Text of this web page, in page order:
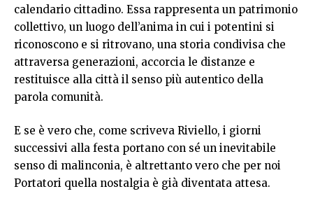
calendario cittadino. Essa rappresenta un patrimonio
collettivo, un luogo dell’anima in cui i potentini si
riconoscono e si ritrovano, una storia condivisa che
attraversa generazioni, accorcia le distanze e
restituisce alla città il senso più autentico della
parola comunità.
E se è vero che, come scriveva Riviello, i giorni
successivi alla festa portano con sé un inevitabile
senso di malinconia, è altrettanto vero che per noi
Portatori quella nostalgia è già diventata attesa.